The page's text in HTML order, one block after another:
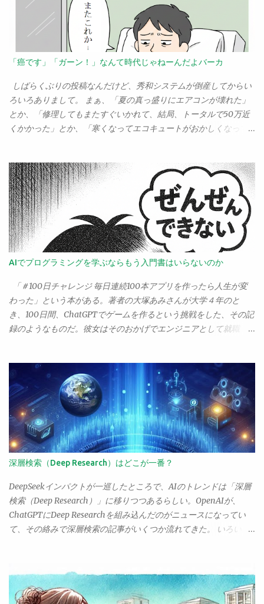
から考えているところも注目。 この３つが、当面は生成AIを利用
した開発を考える人にとってのもっとも大きな選択肢となると思
う。 では、どれを選ぶべきか？ 個人的に、今月マイナビから
Azure OpenAIの入門書を出したので、これを激推ししたいところ
なんだけど……。現時点では、OpenAIを擁するAzureが一歩も二歩
も先を行っているのは間違いない。だから、「とりあえずOpenAI
を使いたいならAzureで...
鵜呑みにして投票する」ような事態になると？ そう思ってたん
でしょうかね。まさかね。 では、ネット以外のものはどの程度
「空振り」でなかったのか。例えば、ポスティング。ポストに入
ってくる候補者のチラシ、ありますねぇ。あれを見て「よし、こ
の人に投票するぞ！」と思った人、どのぐらいいると思う？
１％も果たしているんだろうか。あるいは電話攻勢というやつ。
「○○をお願いします！」と電話をもらって、それで決めた！って
人、いるんですかい？ 私なんぞは、逆に「お前にだけは絶対投
票しないぞ」と思ったりするけどな。
「癌です」「ガーン！」なんて時代じゃねーんだよバーカ
しばらくぶりの投稿なんだけど、秀和システムが倒産してからい
ろいろありまして。 まぁ、「夏の真っ盛りにエアコンが壊れた」
とか、「修理してもまたすぐいかれて、結局、トータルで50万近
くかかった」とか、「寒くなってエコキュートがおかしくなって
まぁ順位付けでは5番目ぐらいの出来事が「大腸がんになって手術
したこと」だろう。 秀和が倒産した直後、血便が出て大腸にポリ
ープができてるのがわかって、それを生検したら癌になってるこ
とがわかって、2週間入院して大腸を15センチぐらい切って、現
在、抗がん剤治療中です――なんてことを書くと、あちこちから
「大丈夫ですか？ 大変なことになりましたね」的な対応をされ
てしまって困る。 いや、別にそんな大変なことでもないから。 大
腸がんはステージIIIaで、まぁ削除したリンパに転移した細胞が1
個見つかったけど、それぐらいなんでもう全部取ったから大丈夫
でしょう。でもま、万が一どっかに残ってるといけないから、1番
よわ～い抗がん剤でしらばく様子見てみましょっか。...というの
が、担当医の説明。ま、そういうことならしばらくやりましょ
ならまだしも、それ以前で転移が特に見られないなら普通に治療
して寛解できる。むしろ、以前からかかってる喘息の方が、治療
して寛解することもできず、一生付き合わなくてはいけない病気
で、個人的にこっちのほうがよほど怖い（年取って病院まで歩け
なくなくなって喘息の治療薬が買えなくなったりしたら、想像す
るだに恐ろしい「チアノーゼで窒息死」という事態になるわけ
で、なおせる癌よりよほど怖い）。 が、未だに「癌＝死病」と思
っている人がわんさかいるようで、それが困る。こっちはちょっ
と癌になっただけなのに、大仰に心配されると、「いえ、それほ
どでも」ともいえず、なんとも居心地の悪い気分になる。 お医者
さんの方もそういう点では同じようで、患者に癌告知をすると
き、未だにえらく慎重になってしまう、ということも聞いた。
AIでプログラミングを学ぶならもう入門書はいらないのか
「＃100日チャレンジ 毎日連続100本アプリを作ったら人生が変
わった」という本がある。著者の大塚あみさんが大学４年のと
き、100日間、ChatGPTでゲームを作るという挑戦をした、その記
録のようなものだ。彼女はそのおかげでエンジニアとして就職
にならないのか」ということを書いていた。正直、「ぎくっ」と
したね。読んで、非常に考えるものがあったのでポイントだけコ
メントを書いたりしたのだけど、うーん。正直、なにかもやもや
する。彼女の捉える「入門書」と「AIで学ぶ」ことと、自身のそ
れとの間に乖離があるのだ。 彼女がやっているのは「AIによるト
ライアル＆エラー」だ。プロンプトを送り、コードを書いてもら
う。それを動かす。わからないところを聞いて教えてもらう。疑
問に思ったり思いついた部分を変更してもらう。そうやってやり
取りしながらコーディングについて学習していくわけだね。 これ
に比べると、入門書を読んで学ぶやり方は全然ダメだ。まずトラ
イアル＆エラーができない。そして文法だの構文だのの話ばかり
でつまらない。ひたすらコードを写経するだけでなにをやってる
ね。AIはコードをさらっと作ってくれるけど、たいていは「それ
をコピペして、動いた！と思って終わり」なんだよね。それの繰
り返しで、そのうち飽きてしまう。そして、たくさんのコードを
深層検索（Deep Research）はどこが一番？
DeepSeekインパクトが一巡したところで、AIのトレンドは「深層
検索（Deep Research）」に移りつつあるらしい。OpenAIが、
ChatGPTにDeep Researchを組み込んだのがニュースになってい
て、その絡みで深層検索の記事がいくつか流れてきた。 いろいろ
しか使えない機能なんて試せないんだけど、でもOpenAIが実装す
る以前に、けっこうあちこちで深層検索って実装されていたよ
ね？ だったら、それらで充分なんじゃない？ とりあえず、主な